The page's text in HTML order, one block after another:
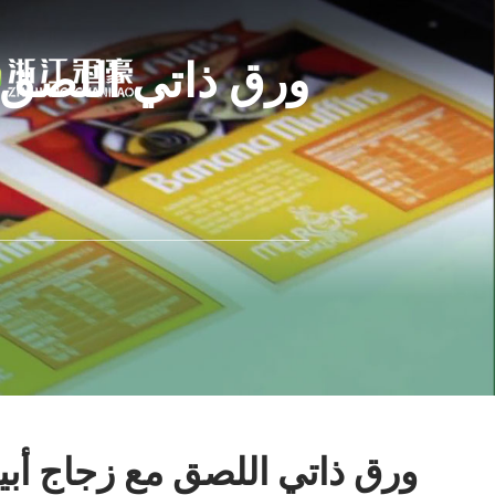
ورق ذاتي
ورق ذاتي اللصق مع زجاج